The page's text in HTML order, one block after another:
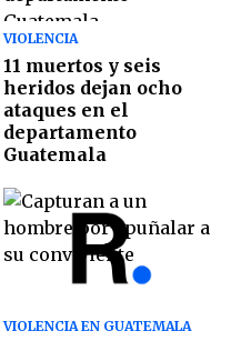
VIOLENCIA
11 muertos y seis
heridos dejan ocho
ataques en el
departamento
Guatemala
VIOLENCIA EN GUATEMALA